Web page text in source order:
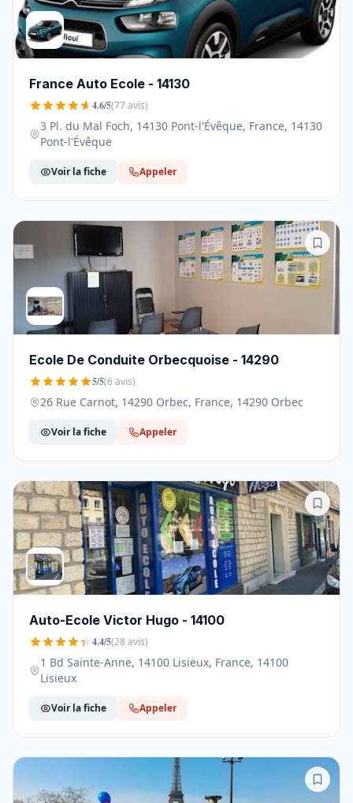
France Auto Ecole - 14130
4.6/5(77 avis)
3 Pl. du Mal Foch, 14130 Pont-l'Évêque, France, 14130
Pont-l'Évêque
Voir la fiche Appeler
Ecole De Conduite Orbecquoise - 14290
5/5(6 avis)
26 Rue Carnot, 14290 Orbec, France, 14290 Orbec
Voir la fiche Appeler
Auto-Ecole Victor Hugo - 14100
4.4/5(28 avis)
1 Bd Sainte-Anne, 14100 Lisieux, France, 14100
Lisieux
Voir la fiche Appeler